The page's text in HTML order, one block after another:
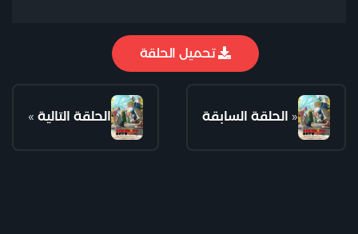
تحميل الحلقة
الحلقة التالية » « الحلقة السابقة